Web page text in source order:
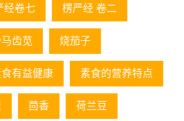
经卷七 楞严经 卷二
齿苋 烧茄子
有益健康 素食的营养特点
茴香 荷兰豆